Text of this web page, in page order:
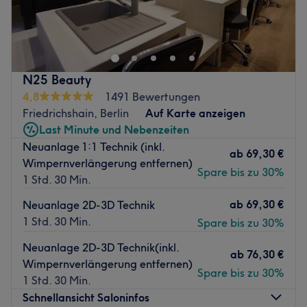
erfahrenen Ümran verschönern!
Zurück zur Salonansicht
Mein Name ist Maxime, ich bin Massage- und
Körpertherapeut mit fast zehn Jahren Erfahrung. Der
Schwerpunkt meiner Arbeit liegt auf der therapeutischen
Massage, welche eine Kombination aus
Tiefengewebstechniken aus dem Shiatsu und
Akupressurpunkten aus der Traditionellen Chinesischen
Medizin ist. In meiner Arbeit lege ich großen Wert auf die
Regulierung des Nervensystems, damit sich der Körper
entspannen und geborgen fühlen kann. In diesem
Zustand ist Veränderung möglich. Meine Arbeit hilft bei
chronischen Verspannungen, Überlastung, chronischer
Müdigkeit, Schlafstörungen, Menstruationsbeschwerden,
Depressionen, Burn-out, Verdauungsproblemen sowie für
diejenigen, die einfach nur entschleunigen und wieder
meinem ruhigen Studio, in einer friedlichen Straße im
Samariterkiez (Friedrichshain), ist jede Sitzung, die ich
anbiete, persönlich, achtsam und auf die individuellen
Bedürfnisse meiner Klienten zugeschnitten. Alles ist
N25 Beauty
4,8
1491 Bewertungen
Friedrichshain, Berlin
Auf Karte anzeigen
Last Minute und Nebenzeiten
Neuanlage 1:1 Technik (inkl.
Wimpernverlängerung entfernen)
1 Std. 30 Min.
ab 69,30 €
Spare bis zu 30%
Neuanlage 2D-3D Technik
1 Std. 30 Min.
ab 69,30 €
Spare bis zu 30%
Neuanlage 2D-3D Technik(inkl.
Wimpernverlängerung entfernen)
1 Std. 30 Min.
ab 76,30 €
Spare bis zu 30%
Schnellansicht Saloninfos